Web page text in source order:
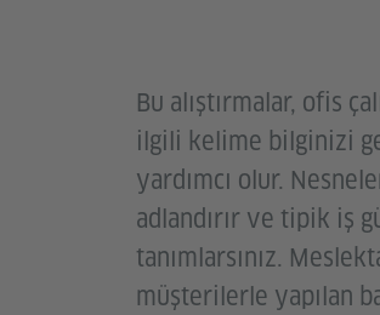
Bu alıştırmalar, ofis
ilgili kelime bilginizi
yardımcı olur.
adlandırır ve tipik iş
tanımlarsınız.
müşterilerle yapılan